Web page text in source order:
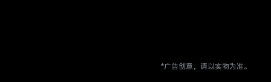
*广告创意，请以实物为准。